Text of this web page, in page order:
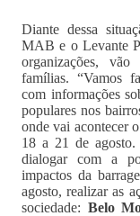
Diante dessa
MAB e o Levante
organizações,
famílias. “Vamos
com informações
populares nos
onde vai acontecer
18 a 21 de agosto.
dialogar com a
impactos da
agosto, realizar as
sociedade: Belo